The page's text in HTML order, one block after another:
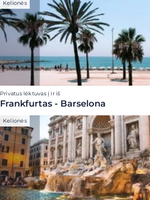
Kelionės
Privatus lėktuvas į ir iš
Frankfurtas - Barselona
Kelionės